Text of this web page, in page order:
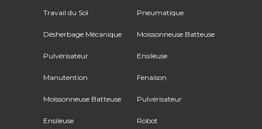
Travail du Sol
Désherbage Mécanique
Pulvérisateur
Manutention
Moissonneuse Batteuse
Ensileuse
Pneumatique
Moissonneuse Batteuse
Ensileuse
Fenaison
Pulvérisateur
Robot